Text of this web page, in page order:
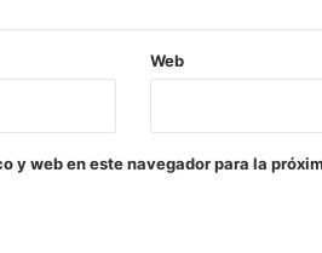
Web
y web en este navegador para la